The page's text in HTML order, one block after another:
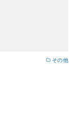
その他